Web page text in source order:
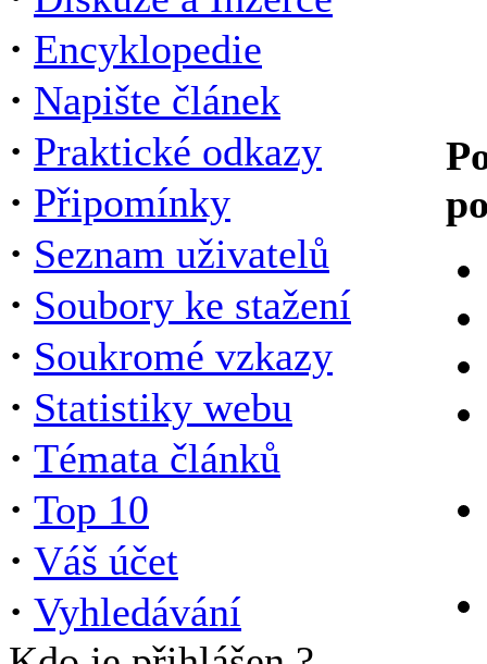
· Encyklopedie
· Napište článek
· Praktické odkazy
· Připomínky
· Seznam uživatelů
· Soubory ke stažení
· Soukromé vzkazy
· Statistiky webu
· Témata článků
· Top 10
· Váš účet
· Vyhledávání